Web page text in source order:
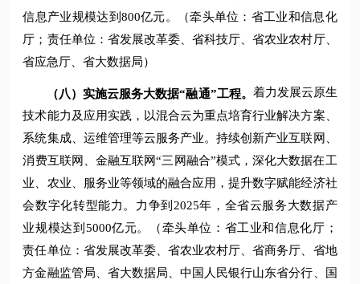
信息产业规模达到800亿元。（牵头单位：省工业和信息化
厅；责任单位：省发展改革委、省科技厅、省农业农村厅、
省应急厅、省大数据局）
（八）实施云服务大数据“融通”工程。 着力发展云原生
技术能力及应用实践，以混合云为重点培育行业解决方案、
系统集成、运维管理等云服务产业。持续创新产业互联网、
消费互联网、金融互联网“三网融合”模式，深化大数据在工
业、农业、服务业等领域的融合应用，提升数字赋能经济社
会数字化转型能力。力争到2025年，全省云服务大数据产
业规模达到5000亿元。（牵头单位：省工业和信息化厅；
责任单位：省发展改革委、省农业农村厅、省商务厅、省地
方金融监管局、省大数据局、中国人民银行山东省分行、国